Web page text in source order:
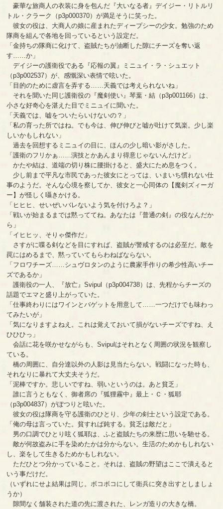
豪華な旅商人の衣装に身を包んだ『大いなる者』デイジー・リトルリ
トル・クラーク（p3p000370）が満足そうに笑った。
彼女の役は、大商人の娘に産まれたディープシーの少女。勉強のため
隊商を組んで各地を回っているという設定だ。
「金持ちの隊商に化けて、盗賊たちが油断した隙にチーズを奪い返
す……か」
デイジーの護衛役である『応報の翼』ミニュイ・ラ・シュエット
（p3p002537）が、感慨深い表情で呟いた。
「目的のために虚言を弄する……天義では考えられないね」
それを聞いた同じ護衛役の『魔剣使い』琴葉・結（p3p001166）は、
小さな好奇心を湛えた目でミニュイに聞いた。
「天義では、嘘をついたらいけないの？」
「私の育った所ではね。でも今は、伸び伸びと嘘が吐けて気楽。少し楽
しいかもしれない」
過去を回想するミニュイの目に、ほんの少し暗い影がさした。
「護衛のフリかぁ……演技とかあんまり得意じゃないんだけど」
かたや結は、道端の切り株に腰掛けると、盛大にため息をつく。
少し前まで平凡な市民であった彼女にとっては、いまいち慣れない仕
事のようだ。そんな心境を察してか、彼女と一心同体の【魔剣ズィーガ
ー】が怪しく囁きかける。
「ヒヒヒ、せいぜいバレないよう気を付けろよ？」
「戦いが始まるまでは黙っててね。あなたは『普通の剣』の役なんだか
ら」
「イヒヒッ、そりゃ傑作だ」
さすがに喋る剣などを目にすれば、盗賊が警戒するのは必至だ。敵を
罠にはめるまで、黙っていてもらわねばならない。
「フロワチーズ……シュヴロタンのように農家手作りの希少性高いチー
ズであるか」
護衛役の一人、『放亡』Svipul（p3p004738）は、先程からチーズの
話題でエマと盛り上がっていた。
「仕事終わりにはワインとバゲットを用意して……一つだけでも味わっ
てみたいが」
「気になりますよねえ。これは覚えておいて損がないチーズですね、え
ひひひっ」
会話に花を咲かせながらも、Svipulはそれとなく周囲の状況を観察し
ている。
橋の周囲に、自分達以外の人影は見当たらない。戦闘になった時も、
それなりに暴れて大丈夫そうだ。
「泥棒ですか。悲しいですね、弱いというのは。あと貧乏」
誰に言うともなく、御者席の『狐狸霧中』最上・Ｃ・狐耶
（p3p004837）がぽつりと呟いた。
彼女の役は隊商を守る護衛のひとり、少年の剣士という設定である。
「俺の母は言っていた。貧すれば鈍する。貧乏は敵だと」
男の口調でひとり呟く狐耶は、ふと盗賊たちの来歴に思いを馳せる。
敵が何故盗みに手を染めたかは分からない。生活のためかもしれない
し、楽をして生きるためかもしれない。
ただひとつ分かっていること。それは、盗賊の野望はここで潰えると
いう事だけだ。
（いずれにせよ結果は同じ。ボコボコにして衛兵に突き出すとしましょ
うか）
隙間なく舗装された道の先に渡された、レンガ造りの大きな橋。